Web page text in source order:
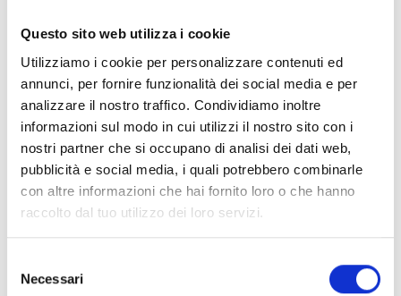
Questo sito web utilizza i cookie
Utilizziamo i cookie per personalizzare contenuti ed
annunci, per fornire funzionalità dei social media e per
analizzare il nostro traffico. Condividiamo inoltre
informazioni sul modo in cui utilizzi il nostro sito con i
nostri partner che si occupano di analisi dei dati web,
pubblicità e social media, i quali potrebbero combinarle
con altre informazioni che hai fornito loro o che hanno
raccolto dal tuo utilizzo dei loro servizi.
delNecessari